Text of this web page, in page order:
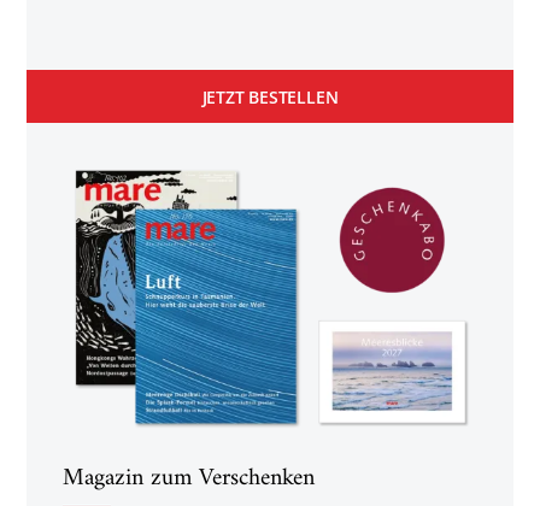
JETZT BESTELLEN
Magazin zum Verschenken